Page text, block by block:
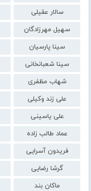
سالار عقیلی
سهیل مهرزادگان
سینا پارسیان
سینا شعبانخانی
شهاب مظفری
علی زند وکیلی
علی یاسینی
عماد طالب زاده
فریدون آسرایی
گرشا رضایی
ماکان بند